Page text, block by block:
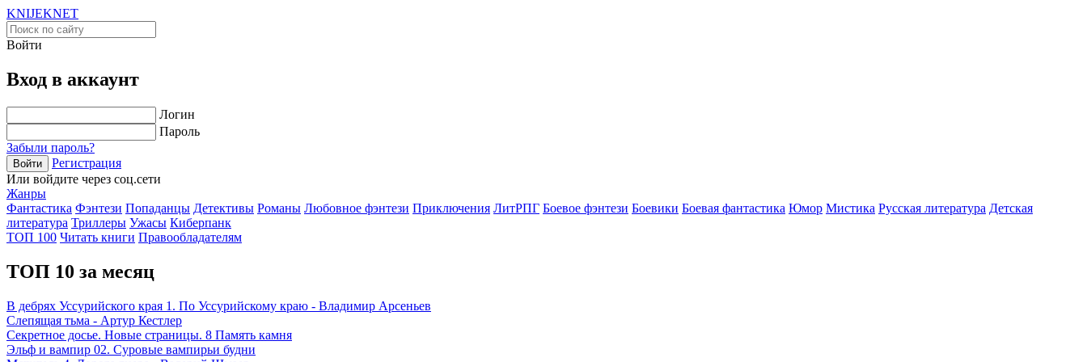
KNIJEKNET
Войти
Вход в аккаунт
Логин
Пароль
Забыли пароль?
Войти
Регистрация
Или войдите через соц.сети
Жанры
Фантастика Фэнтези Попаданцы Детективы Романы Любовное фэнтези Приключения ЛитРПГ Боевое фэнтези Боевики Боевая фантастика Юмор Мистика Русская литература Детская
литература Триллеры Ужасы Киберпанк
ТОП 100 Читать книги Правообладателям
ТОП 10 за месяц
В дебрях Уссурийского края 1. По Уссурийскому краю - Владимир Арсеньев
Слепящая тьма - Артур Кестлер
Секретное досье. Новые страницы. 8 Память камня
Эльф и вампир 02. Суровые вампирьи будни